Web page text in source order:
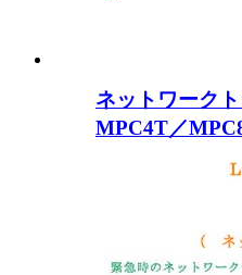
ネットワーク
MPC4T／